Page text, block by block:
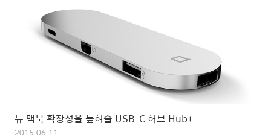
뉴 맥북 확장성을 높혀줄 USB-C 허브 Hub+
2015.06.11